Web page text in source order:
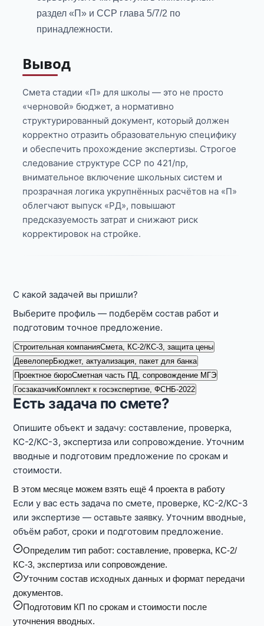
раздел «П» и ССР глава 5/7/2 по
принадлежности.
Вывод
Смета стадии «П» для школы — это не просто
«черновой» бюджет, а нормативно
структурированный документ, который должен
корректно отразить образовательную специфику
и обеспечить прохождение экспертизы. Строгое
следование структуре ССР по 421/пр,
внимательное включение школьных систем и
прозрачная логика укрупнённых расчётов на «П»
облегчают выпуск «РД», повышают
предсказуемость затрат и снижают риск
корректировок на стройке.
С какой задачей вы пришли?
Выберите профиль — подберём состав работ и
подготовим точное предложение.
Строительная компанияСмета, КС-2/КС-3, защита цены
ДевелоперБюджет, актуализация, пакет для банка
Проектное бюроСметная часть ПД, сопровождение МГЭ
ГосзаказчикКомплект к госэкспертизе, ФСНБ-2022
Есть задача по смете?
Опишите объект и задачу: составление, проверка,
КС-2/КС-3, экспертиза или сопровождение. Уточним
вводные и подготовим предложение по срокам и
стоимости.
В этом месяце можем взять ещё 4 проекта в работу
Если у вас есть задача по смете, проверке, КС-2/КС-3
или экспертизе — оставьте заявку. Уточним вводные,
объём работ, сроки и подготовим предложение.
Определим тип работ: составление, проверка, КС-2/
КС-3, экспертиза или сопровождение.
Уточним состав исходных данных и формат передачи
документов.
Подготовим КП по срокам и стоимости после
уточнения вводных.